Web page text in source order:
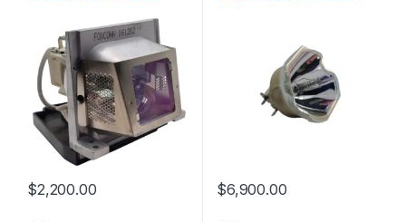
$2,200.00 $6,900.00